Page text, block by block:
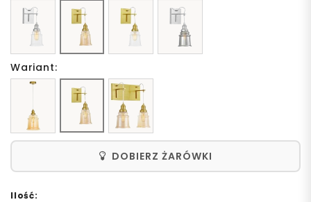
Wariant:
DOBIERZ ŻARÓWKI
Ilość: